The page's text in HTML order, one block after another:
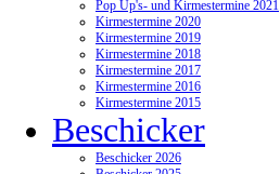
Pop Up's- und Kirmestermine 2021
Kirmestermine 2020
Kirmestermine 2019
Kirmestermine 2018
Kirmestermine 2017
Kirmestermine 2016
Kirmestermine 2015
Beschicker
Beschicker 2026